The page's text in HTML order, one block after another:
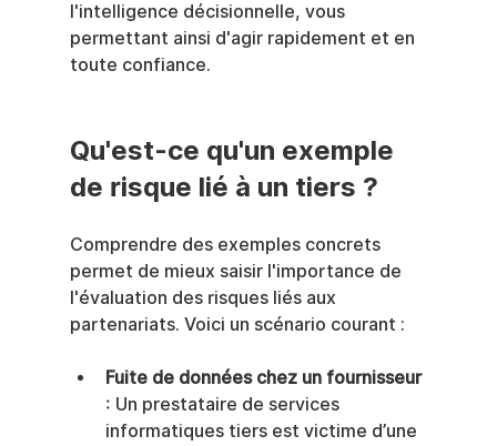
l'intelligence décisionnelle, vous
permettant ainsi d'agir rapidement et en
toute confiance.
Qu'est-ce qu'un exemple
de risque lié à un tiers ?
Comprendre des exemples concrets
permet de mieux saisir l'importance de
l'évaluation des risques liés aux
partenariats. Voici un scénario courant :
Fuite de données chez un fournisseur
: Un prestataire de services
informatiques tiers est victime d’une